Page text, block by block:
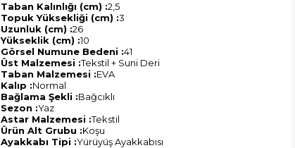
Taban Kalınlığı (cm) :2,5
Topuk Yüksekliği (cm) :3
Uzunluk (cm) :26
Yükseklik (cm) :10
Görsel Numune Bedeni :41
Üst Malzemesi :Tekstil + Suni Deri
Taban Malzemesi :EVA
Kalıp :Normal
Bağlama Şekli :Bağcıklı
Sezon :Yaz
Astar Malzemesi :Tekstil
Ürün Alt Grubu :Koşu
Ayakkabı Tipi :Yürüyüş Ayakkabısı